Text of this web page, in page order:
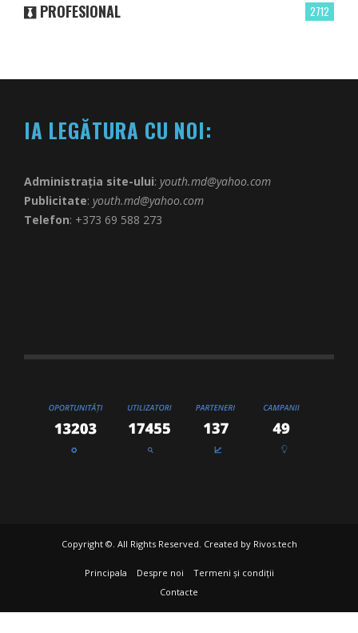
2712
PROFESIONAL
IA LEGĂTURA CU NOI:
Administrația site-ului: youth.md@yahoo.com
Publicitate: youth.md@yahoo.com
Telefon: +373 69 588 273
Copyright ©. All Rights Reserved. Created by Rivos.tech
Principala Despre noi
Termeni și condiții
Contacte